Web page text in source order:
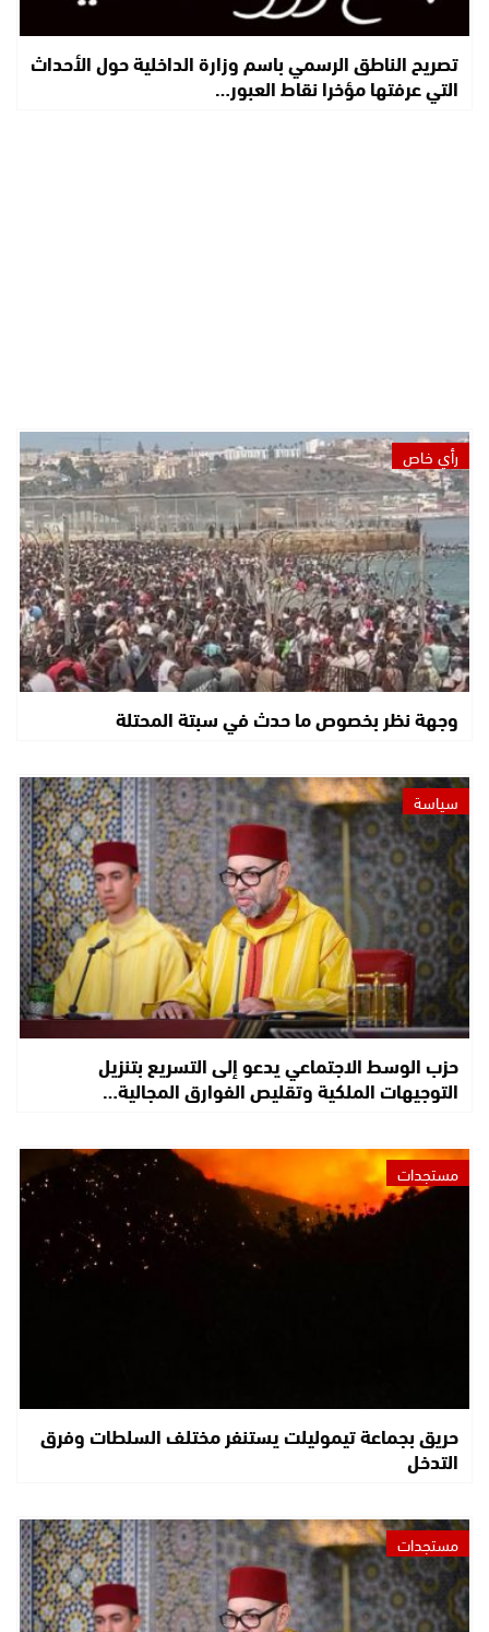
تصريح الناطق الرسمي باسم وزارة الداخلية حول الأحداث
التي عرفتها مؤخرا نقاط العبور…
رأي خاص
وجهة نظر بخصوص ما حدث في سبتة المحتلة
سياسة
حزب الوسط الاجتماعي يدعو إلى التسريع بتنزيل
التوجيهات الملكية وتقليص الفوارق المجالية…
مستجدات
حريق بجماعة تيموليلت يستنفر مختلف السلطات وفرق
التدخل
مستجدات